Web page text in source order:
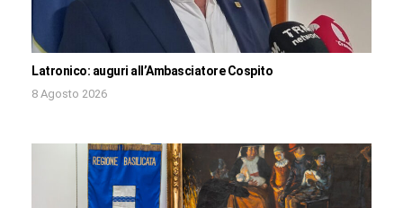
Latronico: auguri all’Ambasciatore Cospito
8 Agosto 2026